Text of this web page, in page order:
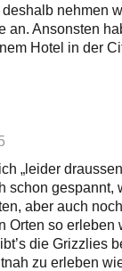
nehmen
an. Ansonsten
Hotel in der
„leider
schon gespannt,
aber auch noch
Orten so erleben
die Grizzlies
zu erleben